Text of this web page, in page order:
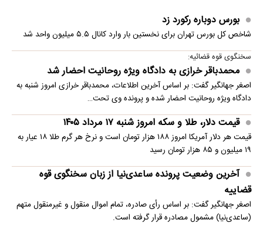
بورس دوباره رکورد زد
شاخص کل بورس تهران برای نخستین ‌بار وارد کانال ۵.۵ میلیون واحد شد
سخنگوی قوه قضائیه:
محمدباقر خرازی به دادگاه ویژه روحانیت احضار شد
اصغر جهانگیر گفت: بر اساس آخرین اطلاعات، محمدباقر خرازی امروز شنبه به
دادگاه ویژه روحانیت احضار شده و پرونده وی تحت…
قیمت دلار، طلا و سکه امروز شنبه ۱۷ مرداد ۱۴۰۵
قیمت هر دلار آمریکا امروز ۱۸۸ هزار تومان است و نرخ هر گرم طلا ۱۸ عیار به
۱۹ میلیون و ۸۵ هزار تومان رسید
آخرین وضعیت پرونده ساعدی‌نیا از زبان سخنگوی قوه
قضاییه
اصغر جهانگیر گفت: بر اساس رأی صادره، تمام اموال منقول و غیرمنقول متهم
(ساعدی‌نیا) مشمول مصادره قرار گرفته است.